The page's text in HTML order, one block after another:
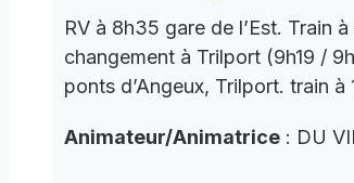
RV à 8h35 gare de l’Est. Train
changement à Trilport (9h19 /
ponts d’Angeux, Trilport. train
Animateur/Animatrice : DU